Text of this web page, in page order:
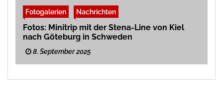
Fotogalerien Nachrichten
Fotos: Minitrip mit der Stena-Line von Kiel
nach Göteburg in Schweden
8. September 2025